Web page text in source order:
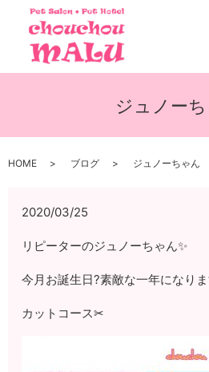
ジュノー
HOME ブログ ジュノーちゃん
2020/03/25
リピーターのジュノーちゃん✨
今月お誕生日?素敵な一年になり
カットコース✂